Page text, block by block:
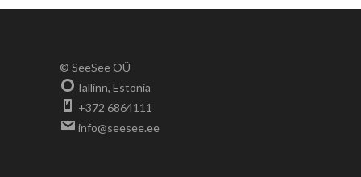
© SeeSee OÜ
Tallinn, Estonia
+372 6864111
info@seesee.ee